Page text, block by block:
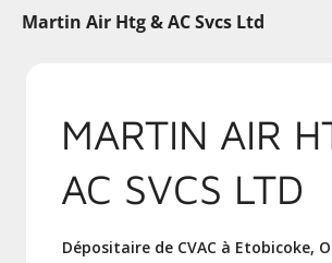
Martin Air Htg & AC Svcs Ltd
MARTIN AIR
AC SVCS LTD
Dépositaire de CVAC à Etobicoke,